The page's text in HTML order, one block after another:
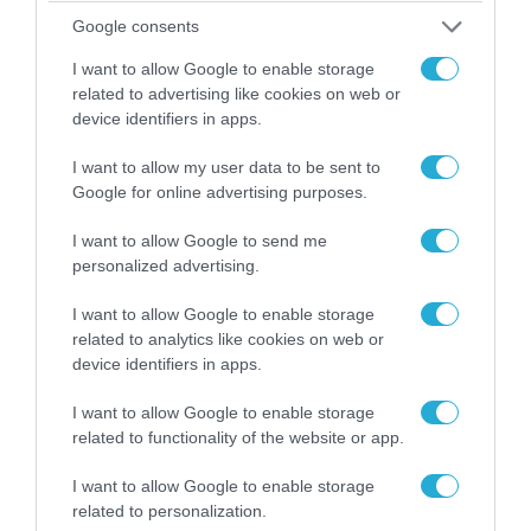
Google consents
I want to allow Google to enable storage
related to advertising like cookies on web or
device identifiers in apps.
I want to allow my user data to be sent to
Google for online advertising purposes.
I want to allow Google to send me
personalized advertising.
I want to allow Google to enable storage
related to analytics like cookies on web or
device identifiers in apps.
I want to allow Google to enable storage
related to functionality of the website or app.
I want to allow Google to enable storage
related to personalization.
συνομιλεί με τον
Κυριάκο Πιερρακάκη,
Οικονομικών και Πρόεδρο τουEurogroup
συζήτηση εστιάζει στη νέα φάση
επενδυτικής επιτάχυνσης για την Ελλάδα, με
έμφαση στη σταθερότητα, τη μείωση της
γραφειοκρατίας και την προσέλκυση
διεθνών κεφαλαίων, καθώς και στο κρίσιμο
στοίχημα της σύνδεσης του ψηφιακού
μετασχηματισμού με παραγωγικές
επενδύσεις, ποιοτικές θέσεις εργασίας και
ενίσχυση της ανταγωνιστικότητας της
οικονομίας, σε μια περίοδο αυξημένων
προκλήσεων και γεωοικονομικών
ανακατατάξεων.